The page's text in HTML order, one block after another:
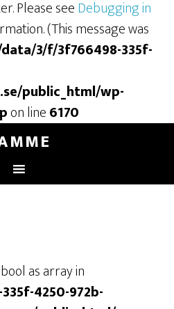
Please seeDebugging in
(This message was
3/f/3f766498-335f-
public_html/wp-
on line6170
as array in
4250-972b-